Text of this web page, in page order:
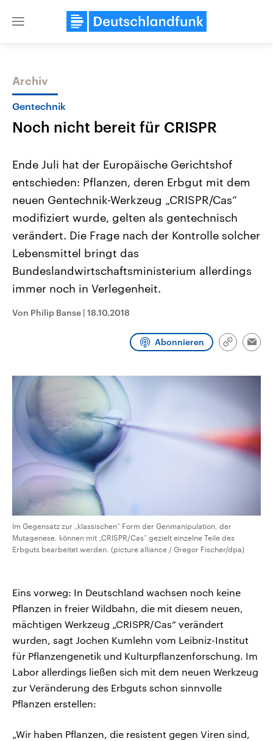
Close
Themen
Landtagswahl Sachsen-Anhalt
2026
Alle Informationen
Sachsen-Anhalt wählt am 6.
September 2026 einen neuen
Landtag. Seit 2021 wird das
Bundesland von einer Koalition aus
Umfragen, Prognosen,
und Hintergründe zu den Parteien
und Kandidaten der anstehenden
Aktuelle Beiträge,
Hintergründe
Wirtschaftlich und
mit großem Einfluss auf
Sendungen Programm
Archiv
Gentechnik
Noch nicht bereit für CRISPR
Ende Juli hat der Europäische Gerichtshof
entschieden: Pflanzen, deren Erbgut mit dem
neuen Gentechnik-Werkzeug „CRISPR/Cas“
modifiziert wurde, gelten als gentechnisch
verändert. Die Frage nach der Kontrolle solcher
Lebensmittel bringt das
Bundeslandwirtschaftsministerium allerdings
immer noch in Verlegenheit.
Von Philip Banse | 18.10.2018
Abonnieren
Link
Im Gegensatz zur „klassischen“ Form der Genmanipulation, der
Mutagenese, können mit „CRISPR/Cas“ gezielt einzelne Teile des
Erbguts bearbeitet werden. (picture alliance / Gregor Fischer/dpa)
Eins vorweg: In Deutschland wachsen noch keine
Pflanzen in freier Wildbahn, die mit diesem neuen,
mächtigen Werkzeug „CRISPR/Cas“ verändert
wurden, sagt Jochen Kumlehn vom Leibniz-Institut
für Pflanzengenetik und Kulturpflanzenforschung. Im
Labor allerdings ließen sich mit dem neuen Werkzeug
zur Veränderung des Erbguts schon sinnvolle
Pflanzen erstellen:
„Wir haben Pflanzen, die resistent gegen Viren sind,